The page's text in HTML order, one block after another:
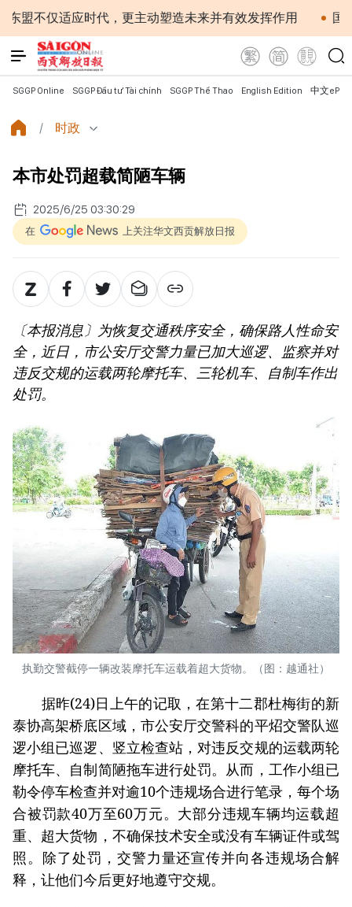
适应时代，更主动塑造未来并有效发挥作用 国会第一次
SGGP Online SGGP Đầu tư Tài chính SGGP Thể Thao English Edition 中文
时政
本市处罚超载简陋车辆
2025/6/25 03:30:29
在 上关注华文西贡解放日报
〔本报消息〕为恢复交通秩序安全，确保路人性命安
全，近日，市公安厅交警力量已加大巡逻、监察并对
违反交规的运载两轮摩托车、三轮机车、自制车作出
处罚。
执勤交警截停一辆改装摩托车运载着超大货物。（图：越通社）
据昨(24)日上午的记取，在第十二郡杜梅街的新
泰协高架桥底区域，市公安厅交警科的平炤交警队巡
逻小组已巡逻、竖立检查站，对违反交规的运载两轮
摩托车、自制简陋拖车进行处罚。从而，工作小组已
勒令停车检查并对逾10个违规场合进行笔录，每个场
合被罚款40万至60万元。大部分违规车辆均运载超
重、超大货物，不确保技术安全或没有车辆证件或驾
照。除了处罚，交警力量还宣传并向各违规场合解
释，让他们今后更好地遵守交规。